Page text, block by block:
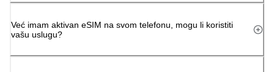
Već imam aktivan eSIM na svom telefonu, mogu li koristiti
vašu uslugu?